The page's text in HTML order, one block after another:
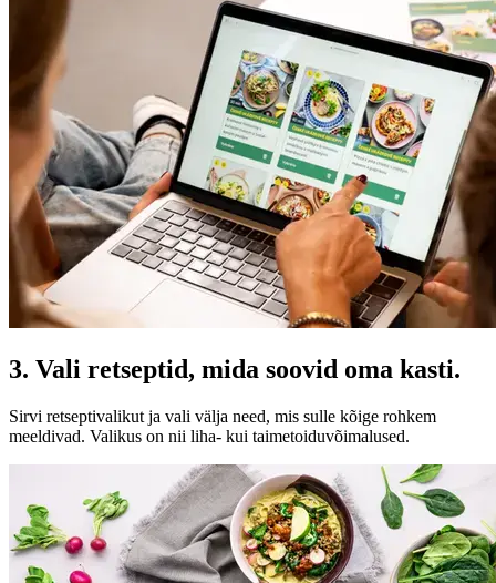
3. Vali retseptid, mida soovid oma kasti.
Sirvi retseptivalikut ja vali välja need, mis sulle kõige rohkem
meeldivad. Valikus on nii liha- kui taimetoiduvõimalused.